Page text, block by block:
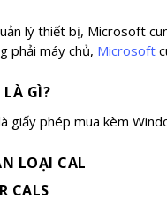
lý thiết bị, Microsoft
phải máy chủ, Microsoft
LÀ GÌ?
giấy phép mua kèm
LOẠI CAL
CALS